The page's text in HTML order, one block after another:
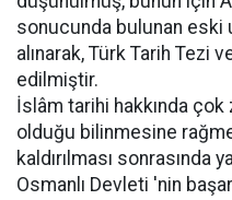
sonucunda bulunan eski
alınarak, Türk Tarih Tezi
edilmiştir.
İslâm tarihi hakkında
olduğu bilinmesine
kaldırılması sonrasında
Osmanlı Devleti 'nin